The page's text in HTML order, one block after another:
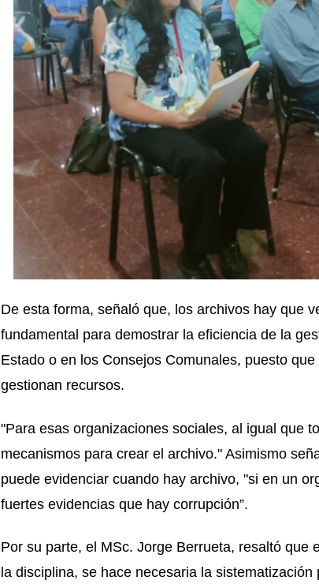
De esta forma, señaló que, los archivos hay que
fundamental para demostrar la eficiencia de la
Estado o en los Consejos Comunales, puesto
gestionan recursos.
"Para esas organizaciones sociales, al igual que
mecanismos para crear el archivo." Asimismo
puede evidenciar cuando hay archivo, "si en un
fuertes evidencias que hay corrupción”.
Por su parte, el MSc. Jorge Berrueta, resaltó que
la disciplina, se hace necesaria la